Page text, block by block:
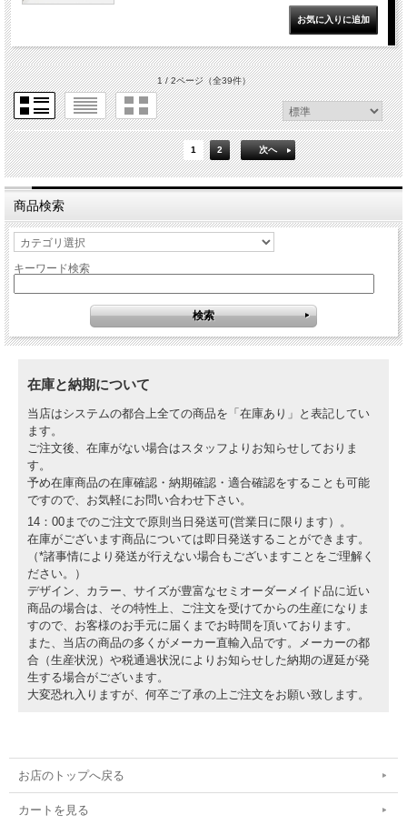
1 / 2ページ（全39件）
1 2 次へ
商品検索
キーワード検索
在庫と納期について
当店はシステムの都合上全ての商品を「在庫あり」と表記してい
ます。
ご注文後、在庫がない場合はスタッフよりお知らせしておりま
す。
予め在庫商品の在庫確認・納期確認・適合確認をすることも可能
ですので、お気軽にお問い合わせ下さい。
14：00までのご注文で原則当日発送可(営業日に限ります）。
在庫がございます商品については即日発送することができます。
（*諸事情により発送が行えない場合もございますことをご理解く
ださい。）
デザイン、カラー、サイズが豊富なセミオーダーメイド品に近い
商品の場合は、その特性上、ご注文を受けてからの生産になりま
すので、お客様のお手元に届くまでお時間を頂いております。
また、当店の商品の多くがメーカー直輸入品です。メーカーの都
合（生産状況）や税通過状況によりお知らせした納期の遅延が発
生する場合がございます。
大変恐れ入りますが、何卒ご了承の上ご注文をお願い致します。
お店のトップへ戻る
カートを見る